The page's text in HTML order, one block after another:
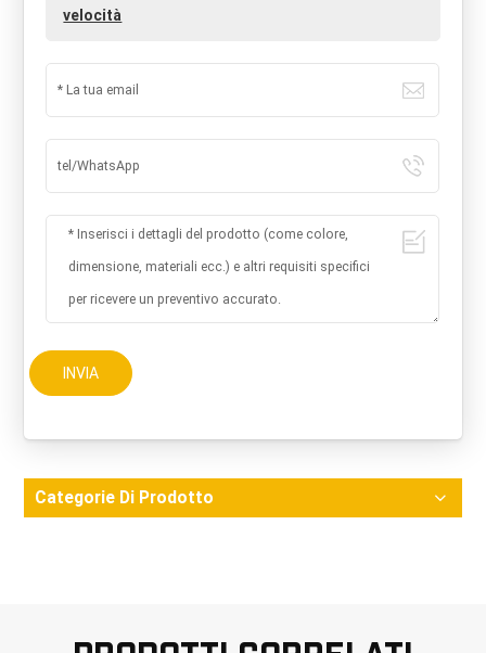
velocità
INVIA
Categorie Di Prodotto